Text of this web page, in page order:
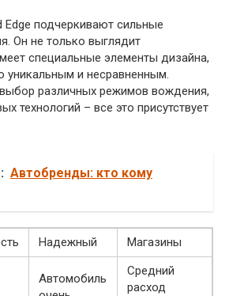
Edge подчеркивают сильные
Он не только выглядит
специальные элементы дизайна,
уникальным и несравненным.
различных режимов вождения,
технологий – все это присутствует
Автобренды: кто кому
Надежный Магазины
Автомобиль
Средний
расход